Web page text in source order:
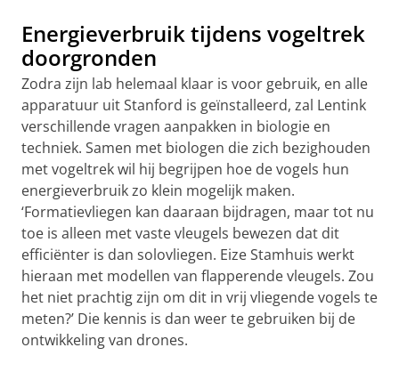
Energieverbruik tijdens vogeltrek
doorgronden
Zodra zijn lab helemaal klaar is voor gebruik, en alle
apparatuur uit Stanford is geïnstalleerd, zal Lentink
verschillende vragen aanpakken in biologie en
techniek. Samen met biologen die zich bezighouden
met vogeltrek wil hij begrijpen hoe de vogels hun
energieverbruik zo klein mogelijk maken.
‘Formatievliegen kan daaraan bijdragen, maar tot nu
toe is alleen met vaste vleugels bewezen dat dit
efficiënter is dan solovliegen. Eize Stamhuis werkt
hieraan met modellen van flapperende vleugels. Zou
het niet prachtig zijn om dit in vrij vliegende vogels te
meten?’ Die kennis is dan weer te gebruiken bij de
ontwikkeling van drones.